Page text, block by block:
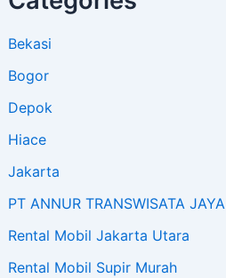
Bekasi
Bogor
Depok
Hiace
Jakarta
PT ANNUR TRANSWISATA JAYA
Rental Mobil Jakarta Utara
Rental Mobil Supir Murah